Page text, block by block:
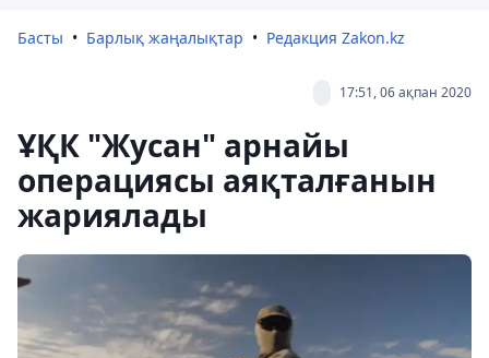
Басты Барлық жаңалықтар Редакция Zakon.kz
17:51, 06 ақпан 2020
ҰҚК "Жусан" арнайы
операциясы аяқталғанын
жариялады